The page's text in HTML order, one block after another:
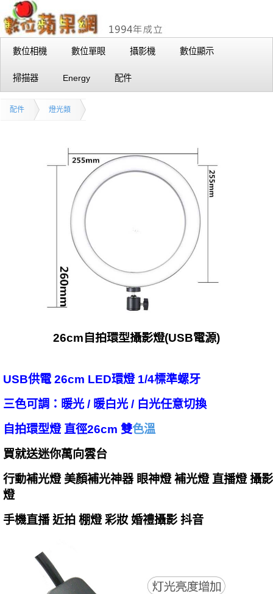
數位相機 數位單眼 攝影機 數位顯示
掃描器 Energy 配件
配件 燈光類
26cm自拍環型攝影燈(USB電源)
USB供電 26cm LED環燈 1/4標準螺牙
三色可調：暖光 / 暖白光 / 白光任意切換
自拍環型燈 直徑26cm 雙色溫
買就送迷你萬向雲台
行動補光燈 美顏補光神器 眼神燈 補光燈 直播燈 攝影
燈
手機直播 近拍 棚燈 彩妝 婚禮攝影 抖音